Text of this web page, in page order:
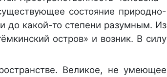
состояние природно-
какой-то степени разумным. Из
остров» и возник. В силу
Великое, не умеющее